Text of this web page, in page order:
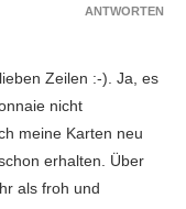
Zeilen :-). Ja, es
nicht
meine Karten neu
erhalten. Über
als froh und
ANTWORTEN